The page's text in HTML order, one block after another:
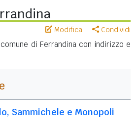
Modifica Condividi
di Ferrandina con indirizzo e
Sammichele e Monopoli